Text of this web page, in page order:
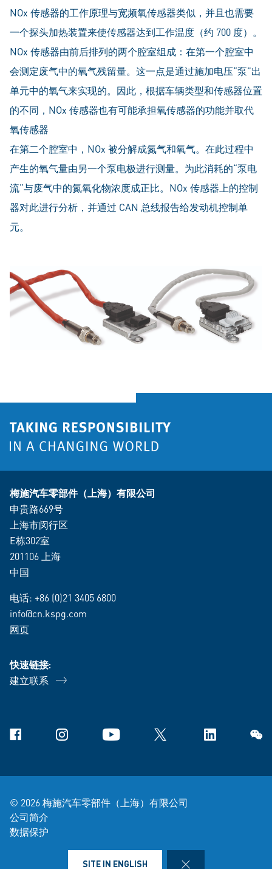
NOx 传感器的工作原理与宽频氧传感器类似，并且也需要
一个探头加热装置来使传感器达到工作温度（约 700 度）。
NOx 传感器由前后排列的两个腔室组成：在第一个腔室中
会测定废气中的氧气残留量。这一点是通过施加电压“泵”出
单元中的氧气来实现的。因此，根据车辆类型和传感器位置
的不同，NOx 传感器也有可能承担氧传感器的功能并取代
氧传感器
在第二个腔室中，NOx 被分解成氮气和氧气。在此过程中
产生的氧气量由另一个泵电极进行测量。为此消耗的“泵电
流”与废气中的氮氧化物浓度成正比。NOx 传感器上的控制
器对此进行分析，并通过 CAN 总线报告给发动机控制单
元。
梅施汽车零部件（上海）有限公司
申贵路669号
上海市闵行区
E栋302室
201106 上海
中国
电话: +86 (0)21 3405 6800
info@cn.kspg.com
网页
快速链接:
建立联系
Facebook Instagram YouTube X Linkedin 微信
© 2026 梅施汽车零部件（上海）有限公司
公司简介
数据保护
SITE IN ENGLISH CLOSE